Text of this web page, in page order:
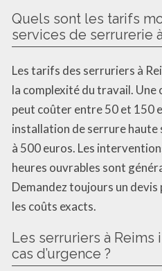
Quels sont les tarifs
services de serrurerie
Les tarifs des serruriers à
la complexité du travail.
peut coûter entre 50 et 150
installation de serrure
à 500 euros. Les
heures ouvrables sont
Demandez toujours un
les coûts exacts.
Les serruriers à
cas d’urgence ?